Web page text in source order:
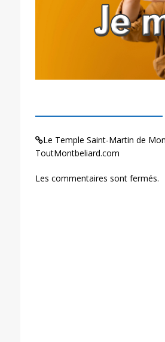
Le Temple Saint-Martin de
ToutMontbeliard.com
Les commentaires sont fermés.